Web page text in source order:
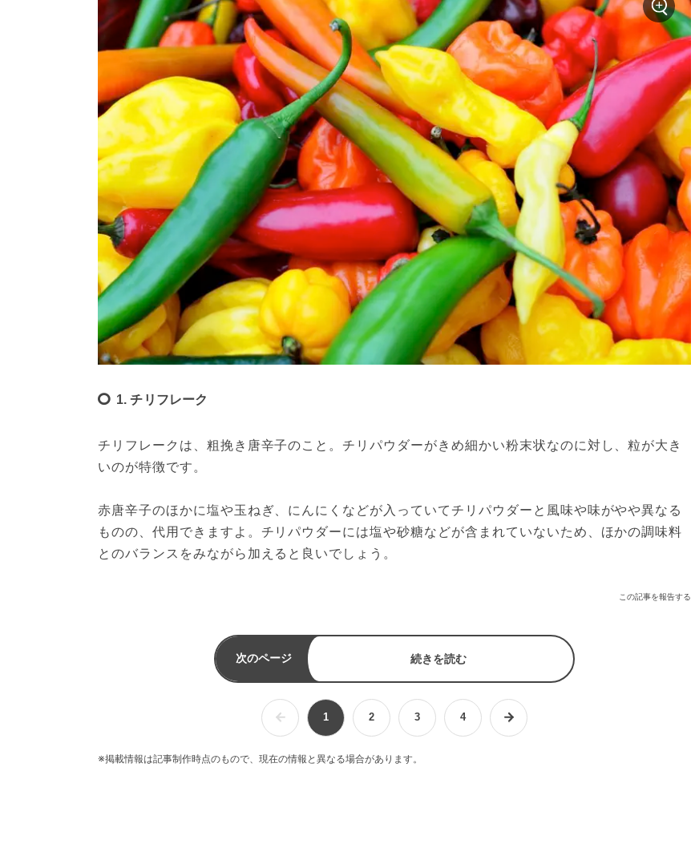
1. チリフレーク
チリフレークは、粗挽き唐辛子のこと。チリパウダーがきめ細かい粉末状なのに対し、粒が大き
いのが特徴です。
赤唐辛子のほかに塩や玉ねぎ、にんにくなどが入っていてチリパウダーと風味や味がやや異なる
ものの、代用できますよ。チリパウダーには塩や砂糖などが含まれていないため、ほかの調味料
とのバランスをみながら加えると良いでしょう。
この記事を報告する
次のページ 続きを読む
1 2 3 4
※掲載情報は記事制作時点のもので、現在の情報と異なる場合があります。